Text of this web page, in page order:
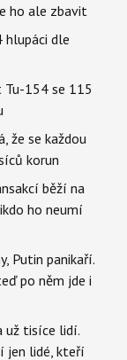
ho ale zbavit
hlupáci dle
Tu-154 se 115
že se každou
korun
běží na
ho neumí
Putin panikaří.
po něm jde i
už tisíce lidí.
jen lidé, kteří